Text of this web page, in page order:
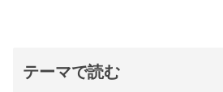
テーマで読む